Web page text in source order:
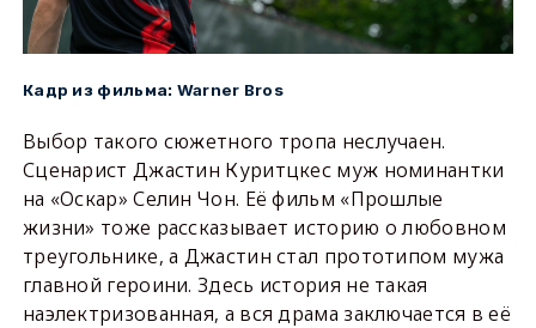
Кадр из фильма: Warner Bros
Выбор такого сюжетного тропа неслучаен.
Сценарист Джастин Куритцкес муж номинантки
на «Оскар» Селин Чон. Её фильм «Прошлые
жизни» тоже рассказывает историю о любовном
треугольнике, а Джастин стал прототипом мужа
главной героини. Здесь история не такая
наэлектризованная, а вся драма заключается в её